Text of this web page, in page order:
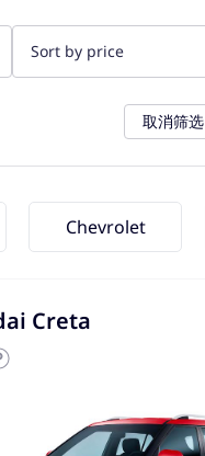
Sort by price
取消筛选
Chevrolet
Creta